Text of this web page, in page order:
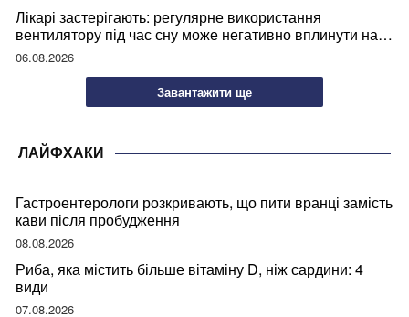
Лікарі застерігають: регулярне використання
вентилятору під час сну може негативно вплинути на
ваше здоров’я
06.08.2026
Завантажити ще
ЛАЙФХАКИ
Гастроентерологи розкривають, що пити вранці замість
кави після пробудження
08.08.2026
Риба, яка містить більше вітаміну D, ніж сардини: 4
види
07.08.2026